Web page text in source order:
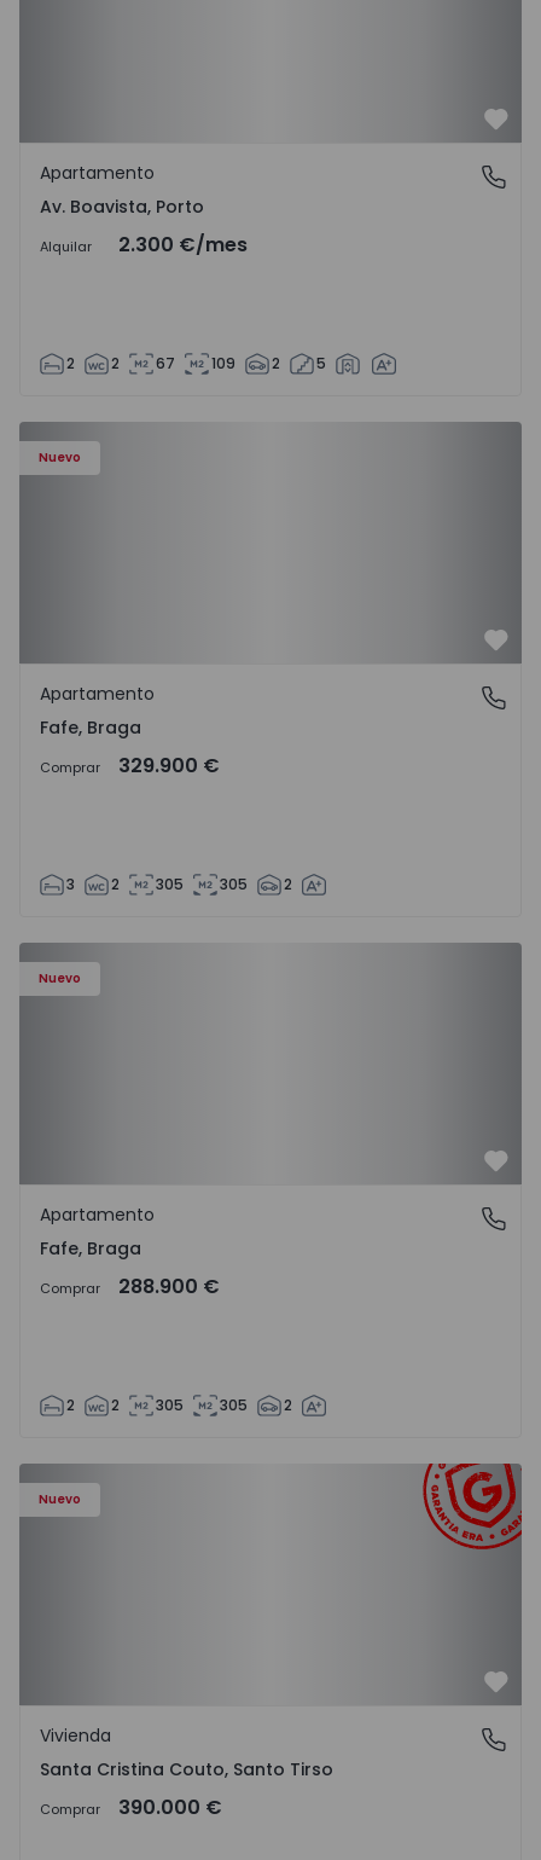
Av. Boavista, Porto
Apartamento
Av. Boavista, Porto
Alquilar 2.300 €/mes
2 2 67 109 2 5
Nuevo
Fafe, Braga
Apartamento
Fafe, Braga
Comprar 329.900 €
3 2 305 305 2
Nuevo
Fafe, Braga
Apartamento
Fafe, Braga
Comprar 288.900 €
2 2 305 305 2
Nuevo
Santa Cristina Couto, Santo Tirso
Vivienda
Santa Cristina Couto, Santo Tirso
Comprar 390.000 €